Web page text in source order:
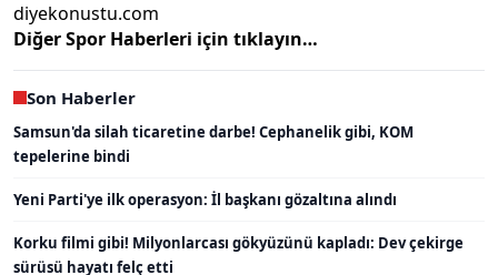
diyekonustu.com
Diğer Spor Haberleri için tıklayın…
Son Haberler
Samsun'da silah ticaretine darbe! Cephanelik gibi, KOM
tepelerine bindi
Yeni Parti'ye ilk operasyon: İl başkanı gözaltına alındı
Korku filmi gibi! Milyonlarcası gökyüzünü kapladı: Dev çekirge
sürüsü hayatı felç etti